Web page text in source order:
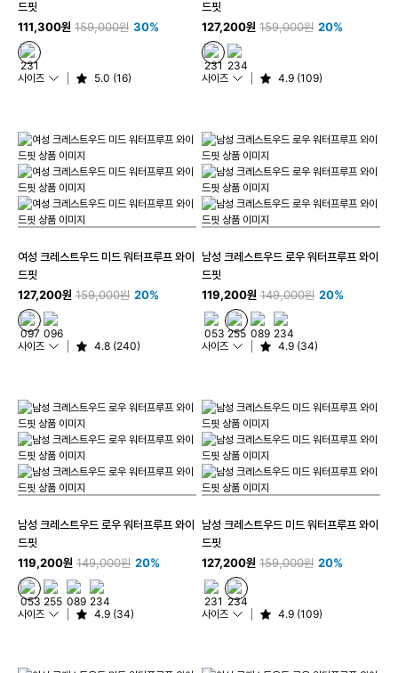
드핏
111,300원 159,000원 30%
사이즈 5.0 (16)
드핏
127,200원 159,000원 20%
사이즈 4.9 (109)
여성 크레스트우드 미드 워터프루프 와이
드핏
127,200원 159,000원 20%
사이즈 4.8 (240)
남성 크레스트우드 로우 워터프루프 와이
드핏
119,200원 149,000원 20%
사이즈 4.9 (34)
남성 크레스트우드 로우 워터프루프 와이
드핏
119,200원 149,000원 20%
사이즈 4.9 (34)
남성 크레스트우드 미드 워터프루프 와이
드핏
127,200원 159,000원 20%
사이즈 4.9 (109)